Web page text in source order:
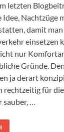
letzten
Idee, Nachtzüge
damit
einsetzen
nur
Gründe.
ja derart
rechtzeitig für
sauber, …